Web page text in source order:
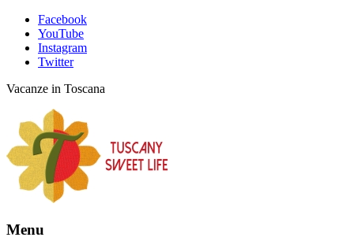
Facebook
YouTube
Instagram
Twitter
Vacanze in Toscana
Menu